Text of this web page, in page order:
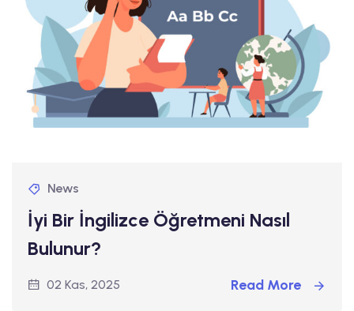
News
İyi Bir İngilizce Öğretmeni Nasıl
Bulunur?
02 Kas, 2025 Read More